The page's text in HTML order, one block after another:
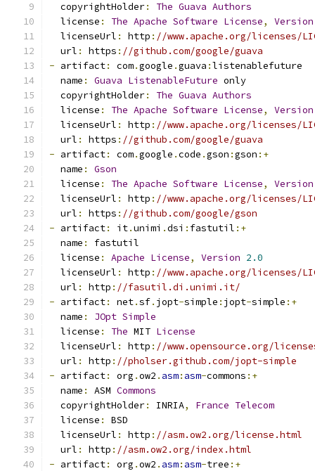
  copyrightHolder
: The Guava Authors
  license
: The Apache Software License,
Version
  licenseUrl
: http : //www.apache.org/licenses/
  url
: https : //github.com/google/guava
- artifact: com.google .guava :listenablefuture
  name
: Guava ListenableFuture only
  copyrightHolder
: The Guava Authors
  license
: The Apache Software License,
Version
  licenseUrl
: http : //www.apache.org/licenses/
  url
: https : //github.com/google/guava
- artifact: com.google .code .gson :gson :+
  name
:
Gson
  license
: The Apache Software License,
Version
  licenseUrl
: http : //www.apache.org/licenses/
  url
: https : //github.com/google/gson
- artifact: it.unimi .dsi : fastutil :+
  name
:
fastutil
  license
: Apache License, Version 2.0
  licenseUrl
: http : //www.apache.org/licenses/
  url
: http : //fasutil.di.unimi.it/
- artifact: net.sf. jopt-simple : jopt-simple :+
  name
: JOpt Simple
  license
: The MIT License
  licenseUrl
: http : //www.opensource.org/
  url
: http : //pholser.github.com/jopt-simple
- artifact: org .ow2 . asm: asm-commons :+
  name
: ASM Commons
  copyrightHolder
: INRIA, France Telecom
  license
:
BSD
  licenseUrl
: http : //asm.ow2.org/license.html
  url
: http : //asm.ow2.org/index.html
- artifact: org .ow2 . asm: asm-tree :+